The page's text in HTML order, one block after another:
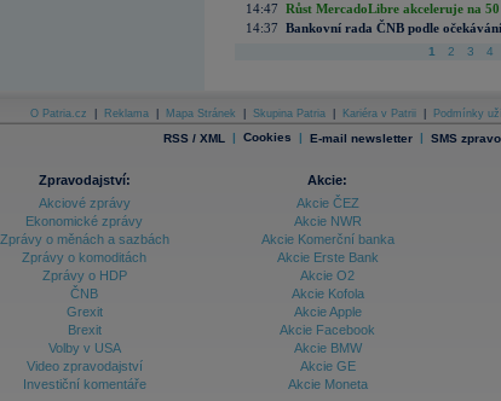
14:47 Růst MercadoLibre akceleruje na
14:37 Bankovní rada ČNB podle
1 2 3 4
O Patria.cz Reklama Mapa Stránek Skupina Patria Kariéra v Patrii Podmínky
RSS / XML | Cookies | E-mail newsletter | SMS
Zpravodajství:
Akciové zprávy
Ekonomické zprávy
Zprávy o měnách a sazbách
Zprávy o komoditách
Zprávy o HDP
ČNB
Grexit
Brexit
Volby v USA
Video zpravodajství
Investiční komentáře
Akcie:
Akcie ČEZ
Akcie NWR
Akcie Komerční banka
Akcie Erste Bank
Akcie O2
Akcie Kofola
Akcie Apple
Akcie Facebook
Akcie BMW
Akcie GE
Akcie Moneta